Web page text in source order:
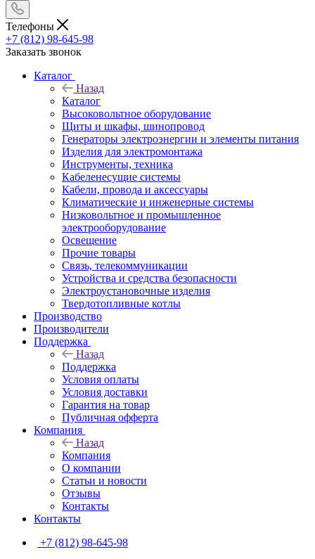
Телефоны
+7 (812) 98-645-98
Заказать звонок
Каталог
Назад
Каталог
Высоковольтное оборудование
Щиты и шкафы, шинопровод
Генераторы электроэнергии и элементы питания
Изделия для электромонтажа
Инструменты, техника
Кабеленесущие системы
Кабели, провода и аксессуары
Климатические и инженерные системы
Низковольтное и промышленное
электрооборудование
Освещение
Прочие товары
Связь, телекоммуникации
Устройства и средства безопасности
Электроустановочные изделия
Твердотопливные котлы
Производство
Производители
Поддержка
Назад
Поддержка
Условия оплаты
Условия доставки
Гарантия на товар
Публичная офферта
Компания
Назад
Компания
О компании
Статьи и новости
Отзывы
Контакты
Контакты
+7 (812) 98-645-98